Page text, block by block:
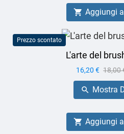
 Aggiungi
Prezzo scontato
L'arte del
Prezzo
16,20 €
base
18,00
 Mostra
 Aggiungi